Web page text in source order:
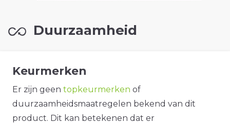
Duurzaamheid
Keurmerken
Er zijn geen topkeurmerken of
duurzaamheidsmaatregelen bekend van dit
product. Dit kan betekenen dat er